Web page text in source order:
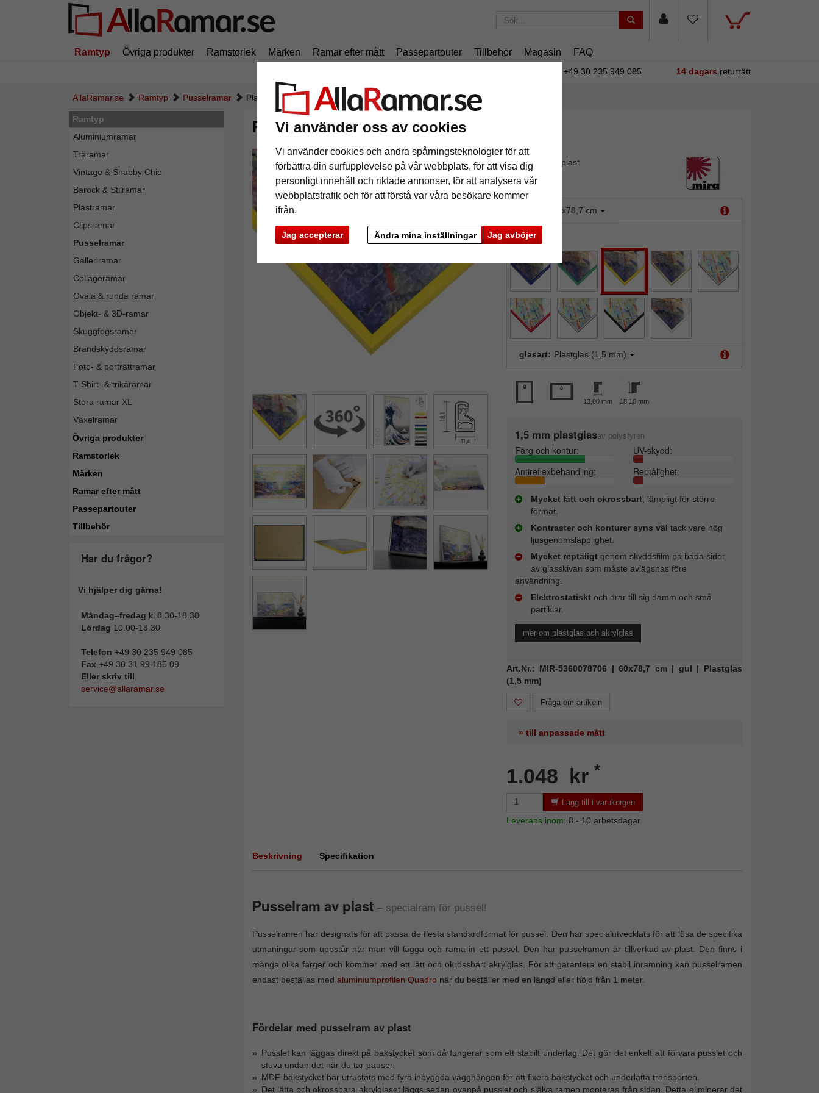
Vi använder oss av cookies
Vi använder cookies och andra spårningsteknologier för att
förbättra din surfupplevelse på vår webbplats, för att visa dig
personligt innehåll och riktade annonser, för att analysera vår
webbplatstrafik och för att förstå var våra besökare kommer
ifrån.
Jag accepterar Jag avböjer
Ändra mina inställningar
Ramtyp Övriga produkter Ramstorlek Märken Ramar efter mått Passepartouter Tillbehör Magasin FAQ
+49 30 235 949 085 14 dagars returrätt
AllaRamar.se Ramtyp Pusselramar Plast-pusselram för 1500 delar
Ramtyp
Aluminiumramar
Träramar
Vintage & Shabby Chic
Barock & Stilramar
Plastramar
Clipsramar
Pusselramar
Galleriramar
Collageramar
Ovala & runda ramar
Objekt- & 3D-ramar
Skuggfogsramar
Brandskyddsramar
Foto- & porträttramar
T-Shirt- & trikåramar
Stora ramar XL
Växelramar
Övriga produkter
Ramstorlek
Märken
Ramar efter mått
Passepartouter
Tillbehör
Har du frågor?
Vi hjälper dig gärna!
Måndag–fredag kl 8.30-18.30
Lördag 10.00-18.30
Telefon +49 30 235 949 085
Fax +49 30 31 99 185 09
Eller skriv till
service@allaramar.se
Plast-pusselram för 1500 delar
Pusselram av plast
60x78,7 cm
färg:
glasart: Plastglas (1,5 mm)
13,00 mm 18,10 mm
1,5 mm plastglasav polystyren
Färg och kontur:
UV-skydd:
Antireflexbehandling:
Reptålighet:
Mycket lätt och okrossbart, lämpligt för större
format.
Kontraster och konturer syns väl tack vare hög
ljusgenomsläpplighet.
Mycket reptåligtgenom skyddsfilm på båda sidor
av glasskivan som måste avlägsnas före
användning.
Elektrostatisktoch drar till sig damm och små
partiklar.
mer om plastglas och akrylglas
Art.Nr.: MIR-5360078706 | 60x78,7 cm | gul | Plastglas
(1,5 mm)
Fråga om artikeln
» till anpassade mått
1.048 kr *
Lägg till i varukorgen
Leverans inom: 8 - 10 arbetsdagar
Beskrivning Specifikation
Pusselram av plast – specialram för pussel!
Pusselramen har designats för att passa de flesta standardformat för pussel. Den har specialutvecklats för att lösa de specifika
utmaningar som uppstår när man vill lägga och rama in ett pussel. Den här pusselramen är tillverkad av plast. Den finns i
många olika färger och kommer med ett lätt och okrossbart akrylglas. För att garantera en stabil inramning kan pusselramen
endast beställas med aluminiumprofilen Quadro när du beställer med en längd eller höjd från 1 meter.
Fördelar med pusselram av plast
Pusslet kan läggas direkt på bakstycket som då fungerar som ett stabilt underlag. Det gör det enkelt att förvara pusslet och
stuva undan det när du tar pauser.
MDF-bakstycket har utrustats med fyra inbyggda vägghängen för att fixera bakstycket och underlätta transporten.
Det lätta och okrossbara akrylglaset läggs sedan ovanpå pusslet och själva ramen monteras från sidan. Detta eliminerar det